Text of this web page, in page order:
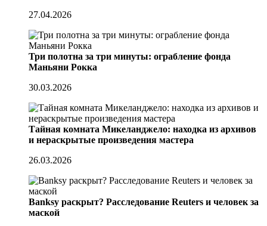
27.04.2026
Три полотна за три минуты: ограбление фонда
Маньяни Рокка
30.03.2026
Тайная комната Микеланджело: находка из архивов
и нераскрытые произведения мастера
26.03.2026
Banksy раскрыт? Расследование Reuters и человек за
маской